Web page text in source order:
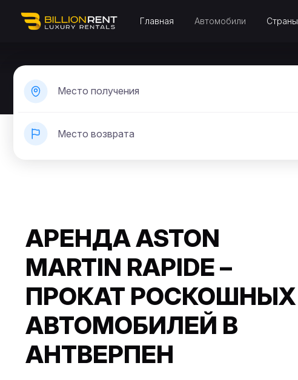
Главная Автомобили Страны
Место получения
Место возврата
АРЕНДА ASTON
MARTIN RAPIDE –
ПРОКАТ РОСКОШНЫХ
АВТОМОБИЛЕЙ В
АНТВЕРПЕН